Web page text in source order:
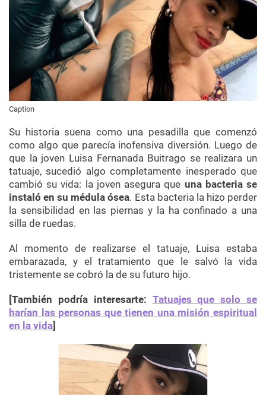
Caption
Su historia suena como una pesadilla que comenzó
como algo que parecía inofensiva diversión. Luego de
que la joven Luisa Fernanada Buitrago se realizara un
tatuaje, sucedió algo completamente inesperado que
cambió su vida: la joven asegura que una bacteria se
instaló en su médula ósea. Esta bacteria la hizo perder
la sensibilidad en las piernas y la ha confinado a una
silla de ruedas.
Al momento de realizarse el tatuaje, Luisa estaba
embarazada, y el tratamiento que le salvó la vida
tristemente se cobró la de su futuro hijo.
[También podría interesarte: Tatuajes que solo se
harían las personas que tienen una misión espiritual
en la vida]